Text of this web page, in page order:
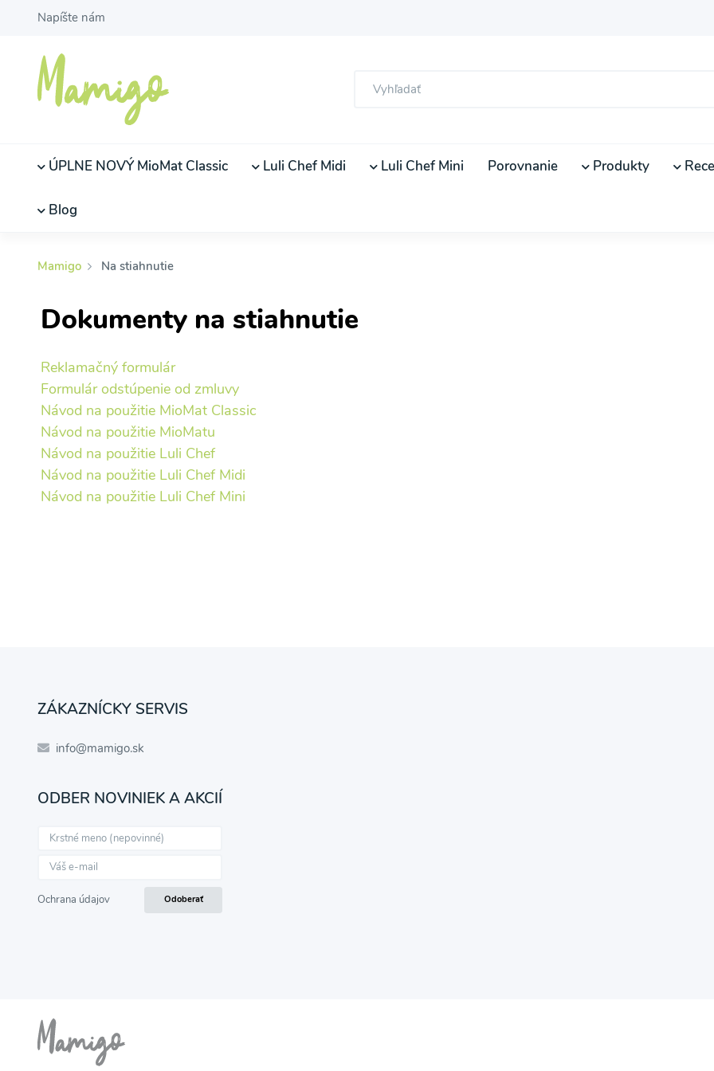
Napíšte nám
ÚPLNE NOVÝ MioMat Classic Luli Chef Midi Luli Chef Mini Porovnanie Produkty
Blog
Mamigo Na stiahnutie
Dokumenty na stiahnutie
Reklamačný formulár
Formulár odstúpenie od zmluvy
Návod na použitie MioMat Classic
Návod na použitie MioMatu
Návod na použitie Luli Chef
Návod na použitie Luli Chef Midi
Návod na použitie Luli Chef Mini
ZÁKAZNÍCKY SERVIS
info@mamigo.sk
ODBER NOVINIEK A AKCIÍ
Ochrana údajov Odoberať
Odber noviniek a akcií